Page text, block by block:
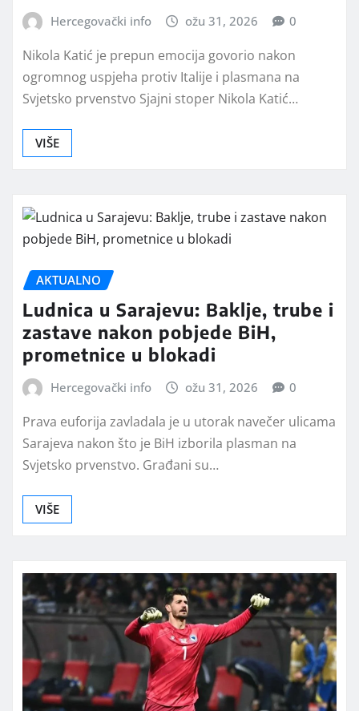
Hercegovački info ožu 31, 2026 0
Nikola Katić je prepun emocija govorio nakon
ogromnog uspjeha protiv Italije i plasmana na
Svjetsko prvenstvo Sjajni stoper Nikola Katić…
VIŠE
AKTUALNO
Ludnica u Sarajevu: Baklje, trube i
zastave nakon pobjede BiH,
prometnice u blokadi
Hercegovački info ožu 31, 2026 0
Prava euforija zavladala je u utorak navečer ulicama
Sarajeva nakon što je BiH izborila plasman na
Svjetsko prvenstvo. Građani su…
VIŠE